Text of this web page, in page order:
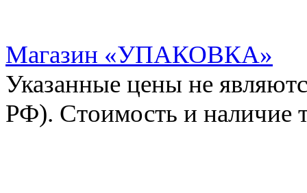
Магазин «УПАКОВКА»
Указанные цены не
РФ). Стоимость и наличие